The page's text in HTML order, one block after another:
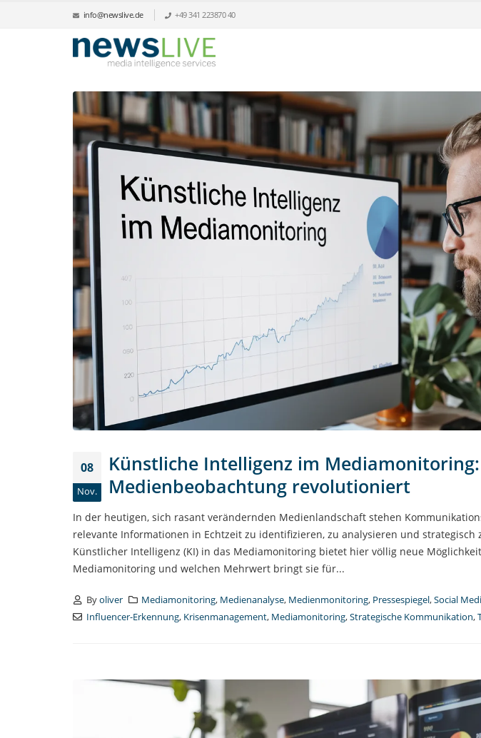
info@newslive.de +49 341 223870 40
08
Nov.
Künstliche Intelligenz im
Medienbeobachtung revolutioniert
In der heutigen, sich rasant verändernden Medienlandschaft stehen
relevante Informationen in Echtzeit zu identifizieren, zu analysieren und strategisch
Künstlicher Intelligenz (KI) in das Mediamonitoring bietet hier völlig neue
Mediamonitoring und welchen Mehrwert bringt sie für...
Byoliver Mediamonitoring, Medienanalyse, Medienmonitoring, Pressespiegel,Social
Influencer-Erkennung, Krisenmanagement, Mediamonitoring,Strategische Kommunikation,